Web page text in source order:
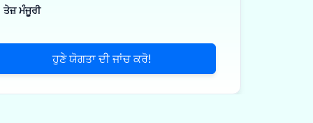
ਅਤੇ ਮੈਡੀਕਲ
ਅਤੇ ਛੋਟੇ ਉਪਕਰਣ
తెలుగు
Telugu
ਤੇਜ਼ ਮੰਜੂਰੀ
ਹੁਣੇ ਯੋਗਤਾ ਦੀ ਜਾਂਚ ਕਰੋ!